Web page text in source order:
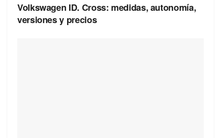
Volkswagen ID. Cross: medidas, autonomía,
versiones y precios